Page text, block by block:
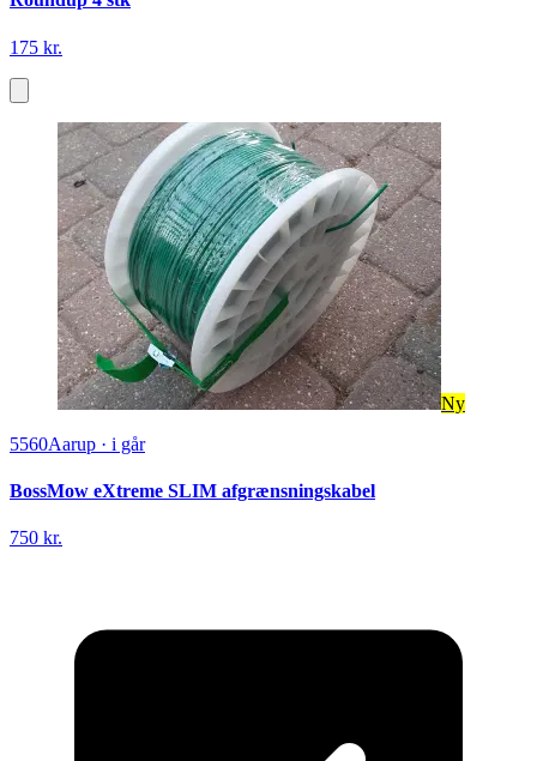
175 kr.
Ny
5560Aarup · i går
BossMow eXtreme SLIM afgrænsningskabel
750 kr.